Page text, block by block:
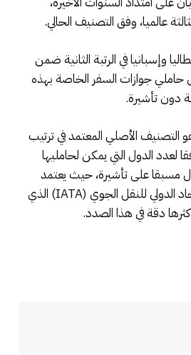
عالميا، وفق التصنيف الحالي.
وإسبانيا في الرتبة الثانية ضمن
حاملي جوازات السفر الخاصة بهذه
التصنيف الأصلي المعتمد في ترتيب
لعدد الدول التي يمكن لحامليها
مسبقا على تأشيرة، حيث يعتمد
التصنيف على بيانات الاتحاد الدولي للنقل الجوي (IATA) الذي
دقة في هذا الصدد.